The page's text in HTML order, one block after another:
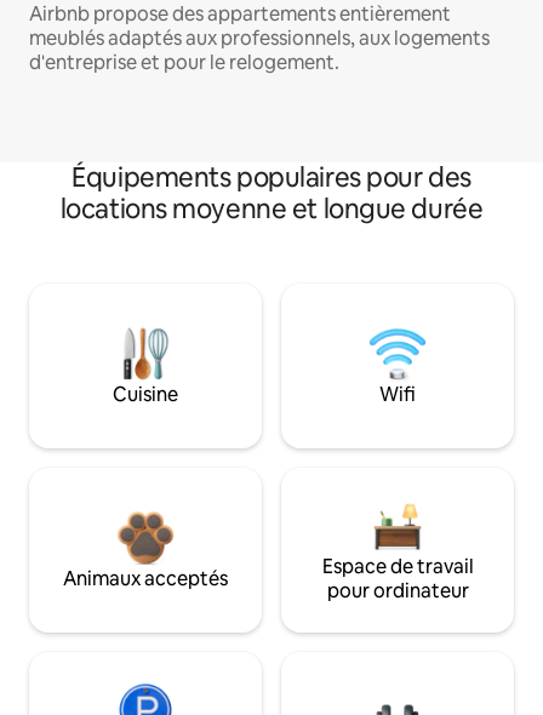
Airbnb propose des appartements entièrement
meublés adaptés aux professionnels, aux logements
d'entreprise et pour le relogement.
Équipements populaires pour des
locations moyenne et longue durée
Cuisine Wifi
Animaux acceptés
Espace de travail
pour ordinateur